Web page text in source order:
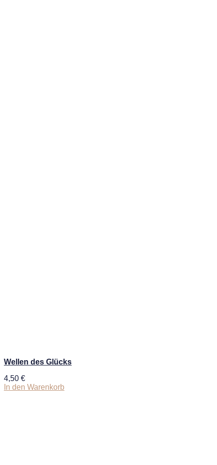
Wellen des Glücks
4,50 €
In den Warenkorb